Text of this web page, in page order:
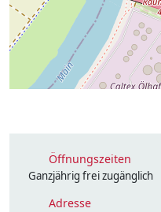
Öffnungszeiten
Ganzjährig frei zugänglich
Adresse